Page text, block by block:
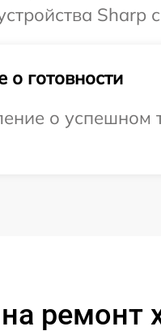
Sharp
готовности
о успешном
ремонт